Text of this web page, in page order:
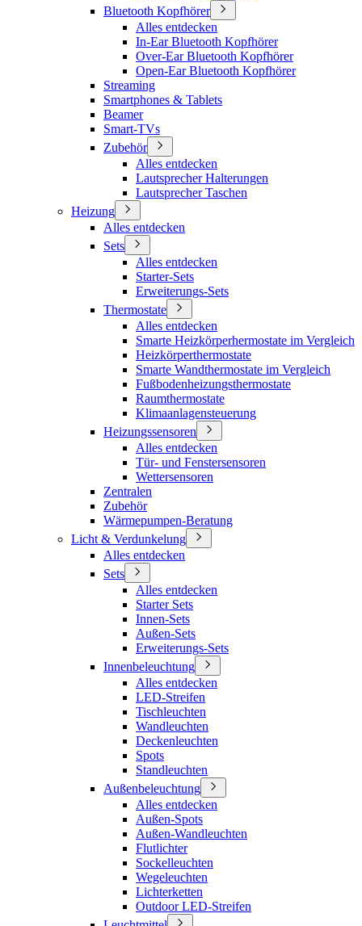
Bluetooth Kopfhörer
Alles entdecken
In-Ear Bluetooth Kopfhörer
Over-Ear Bluetooth Kopfhörer
Open-Ear Bluetooth Kopfhörer
Streaming
Smartphones & Tablets
Beamer
Smart-TVs
Zubehör
Alles entdecken
Lautsprecher Halterungen
Lautsprecher Taschen
Heizung
Alles entdecken
Sets
Alles entdecken
Starter-Sets
Erweiterungs-Sets
Thermostate
Alles entdecken
Smarte Heizkörperhermostate im Vergleich
Heizkörperthermostate
Smarte Wandthermostate im Vergleich
Fußbodenheizungsthermostate
Raumthermostate
Klimaanlagensteuerung
Heizungssensoren
Alles entdecken
Tür- und Fenstersensoren
Wettersensoren
Zentralen
Zubehör
Wärmepumpen-Beratung
Licht & Verdunkelung
Alles entdecken
Sets
Alles entdecken
Starter Sets
Innen-Sets
Außen-Sets
Erweiterungs-Sets
Innenbeleuchtung
Alles entdecken
LED-Streifen
Tischleuchten
Wandleuchten
Deckenleuchten
Spots
Standleuchten
Außenbeleuchtung
Alles entdecken
Außen-Spots
Außen-Wandleuchten
Flutlichter
Sockelleuchten
Wegeleuchten
Lichterketten
Outdoor LED-Streifen